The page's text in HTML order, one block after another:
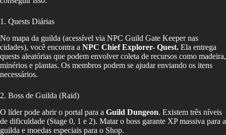
1. Quests Diárias
No mapa da guilda (acessível via NPC Guild Gate Keeper nas
cidades), você encontra a NPC Chief Explorer- Quest. Ela entrega
quests aleatórias que podem envolver coleta de recursos como madeira,
minérios e plantas. Os membros podem se ajudar enviando os itens
necessários.
2. Boss de Guilda (Raid)
O líder pode abrir o portal para a Guild Dungeon. Existem três níveis
de dificuldade (Stage 0, 1 e 2). Matar o boss garante XP massiva para a
guilda e moedas especiais para o Shop.